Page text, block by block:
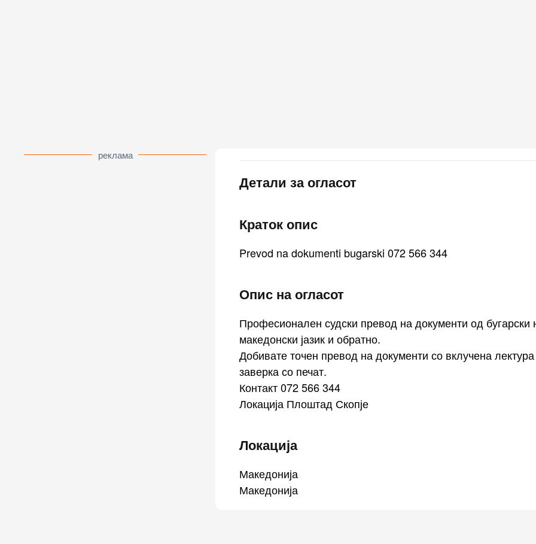
реклама
Детали за огласот
Краток опис
Prevod na dokumenti bugarski 072 566 344
Опис на огласот
Професионален судски превод на документи од бугарски
македонски јазик и обратно.
Добивате точен превод на документи со вклучена
заверка со печат.
Контакт 072 566 344
Локација Плоштад Скопје
Локација
Македонија
Македонија